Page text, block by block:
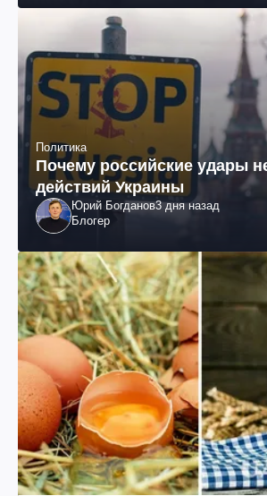
Политика
Почему российские удары
действий Украины
Юрий Богданов3 дня назад
Блогер